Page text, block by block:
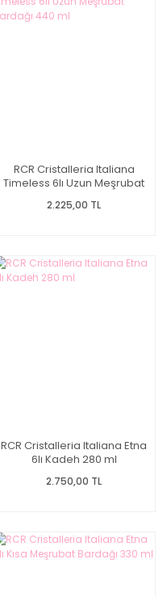
RCR Cristalleria Italiana
Timeless 6lı Uzun Meşrubat
2.225,00 TL
RCR Cristalleria Italiana Etna
6lı Kadeh 280 ml
2.750,00 TL